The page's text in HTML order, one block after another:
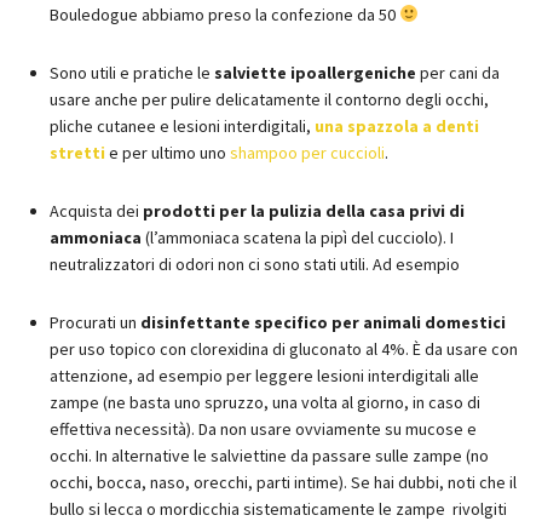
Bouledogue abbiamo preso la confezione da 50
Sono utili e pratiche le salviette ipoallergeniche per cani da
usare anche per pulire delicatamente il contorno degli occhi,
pliche cutanee e lesioni interdigitali, una spazzola a denti
stretti e per ultimo uno shampoo per cuccioli.
Acquista dei prodotti per la pulizia della casa privi di
ammoniaca (l’ammoniaca scatena la pipì del cucciolo). I
neutralizzatori di odori non ci sono stati utili. Ad esempio
Procurati un disinfettante specifico per animali domestici
per uso topico con clorexidina di gluconato al 4%. È da usare con
attenzione, ad esempio per leggere lesioni interdigitali alle
zampe (ne basta uno spruzzo, una volta al giorno, in caso di
effettiva necessità). Da non usare ovviamente su mucose e
occhi. In alternative le salviettine da passare sulle zampe (no
occhi, bocca, naso, orecchi, parti intime). Se hai dubbi, noti che il
bullo si lecca o mordicchia sistematicamente le zampe rivolgiti